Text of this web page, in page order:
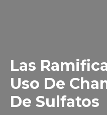
Las
Uso De
De Sulfatos